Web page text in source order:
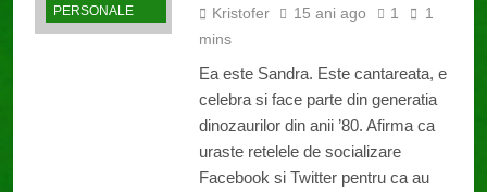
PERSONALE
Kristofer 15 ani ago 1
1
mins
Ea este Sandra. Este cantareata, e
celebra si face parte din generatia
dinozaurilor din anii ’80. Afirma ca
uraste retelele de socializare
Facebook si Twitter pentru ca au